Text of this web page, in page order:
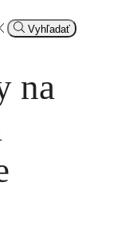
Vyhľadať
na